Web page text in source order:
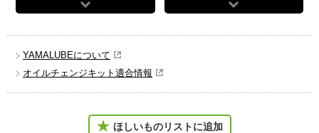
YAMALUBEについて
オイルチェンジキット適合情報
ほしいものリストに追加